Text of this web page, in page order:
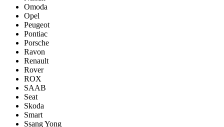
Omoda
Opel
Peugeot
Pontiac
Porsсhe
Ravon
Renault
Rover
ROX
SAAB
Seat
Skoda
Smart
Ssang Yong